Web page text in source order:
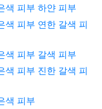
색 피부 하얀 피부
색 피부 연한 갈색 피
색 피부 갈색 피부
색 피부 진한 갈색 피
색 피부